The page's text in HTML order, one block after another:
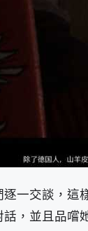
一交談，這
，並且品嚐